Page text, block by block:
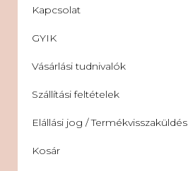
Kapcsolat
GYIK
Vásárlási tudnivalók
Szállítási feltételek
Elállási jog / Termékvisszaküldés
Kosár